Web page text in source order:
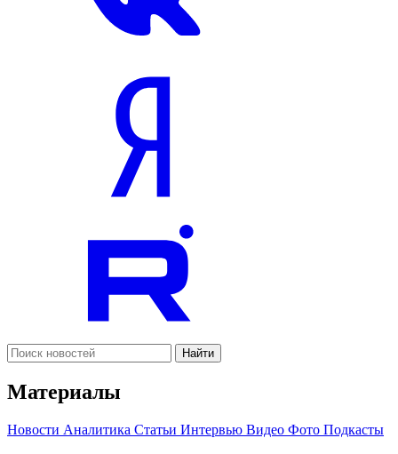
Найти
Материалы
Новости Аналитика Статьи Интервью Видео Фото Подкасты